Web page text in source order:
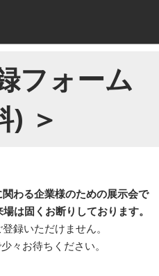
フォーム
) ＞
わる企業様のための展示会で
は固くお断りしております。
録いただけません。
々お待ちください。